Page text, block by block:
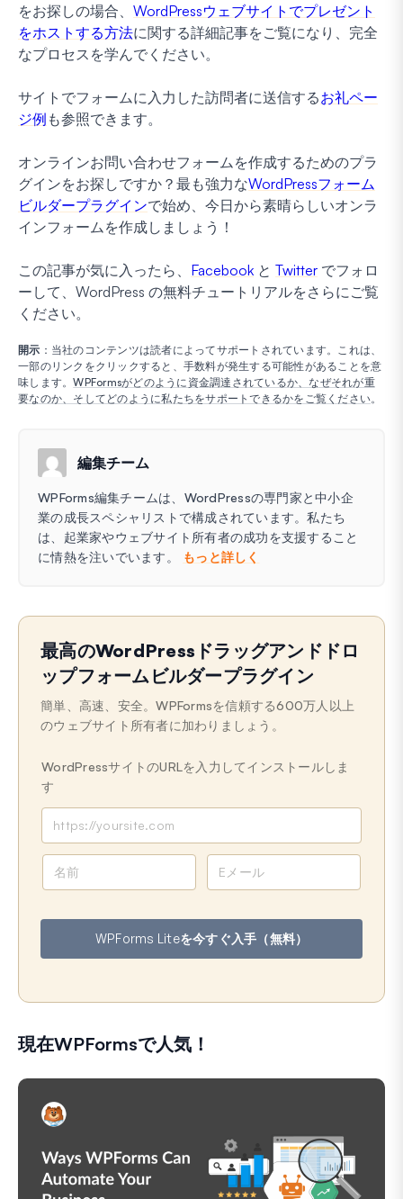
をお探しの場合、 WordPressウェブサイトでプレゼント
をホストする方法に関する詳細記事をご覧になり、完全
なプロセスを学んでください。
サイトでフォームに入力した訪問者に送信するお礼ペー
ジ例 も参照できます。
オンラインお問い合わせフォームを作成するためのプラ
グインをお探しですか？最も強力なWordPressフォーム
ビルダープラグインで始め、今日から素晴らしいオンラ
インフォームを作成しましょう！
この記事が気に入ったら、 Facebook と Twitter でフォロ
ーして、WordPress の無料チュートリアルをさらにご覧
ください。
開示 ：当社のコンテンツは読者によってサポートされています。これは、
一部のリンクをクリックすると、手数料が発生する可能性があることを意
味します。WPFormsがどのように資金調達されているか、なぜそれが重
要なのか、そしてどのように私たちをサポートできるかをご覧ください。
編集チーム
WPForms編集チームは、WordPressの専門家と中小企
業の成長スペシャリストで構成されています。私たち
は、起業家やウェブサイト所有者の成功を支援すること
に情熱を注いでいます。
もっと詳しく
最高のWordPressドラッグアンドドロ
ップフォームビルダープラグイン
簡単、高速、安全。WPFormsを信頼する600万人以上
のウェブサイト所有者に加わりましょう。
WordPressサイトのURLを入力してインストールしま
す
ア
ド
レ
WPForms Liteを今すぐ入手（無料）
現在WPFormsで人気！